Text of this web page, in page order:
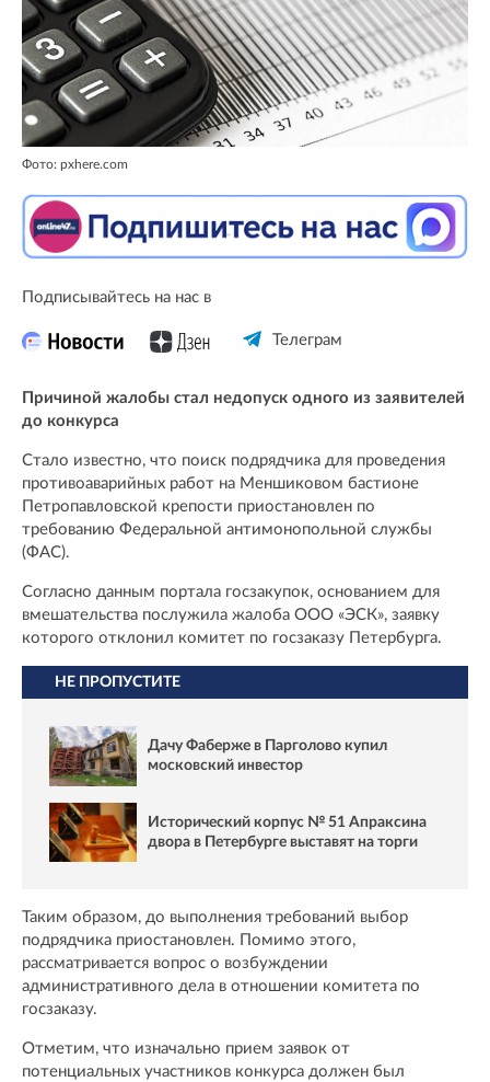
Фото: pxhere.com
Подписывайтесь на нас в
Телеграм
Причиной жалобы стал недопуск одного из заявителей
до конкурса
Стало известно, что поиск подрядчика для проведения
противоаварийных работ на Меншиковом бастионе
Петропавловской крепости приостановлен по
требованию Федеральной антимонопольной службы
(ФАС).
Согласно данным портала госзакупок, основанием для
вмешательства послужила жалоба ООО «ЭСК», заявку
которого отклонил комитет по госзаказу Петербурга.
НЕ ПРОПУСТИТЕ
Дачу Фаберже в Парголово купил
московский инвестор
Исторический корпус № 51 Апраксина
двора в Петербурге выставят на торги
Таким образом, до выполнения требований выбор
подрядчика приостановлен. Помимо этого,
рассматривается вопрос о возбуждении
административного дела в отношении комитета по
госзаказу.
Отметим, что изначально прием заявок от
потенциальных участников конкурса должен был